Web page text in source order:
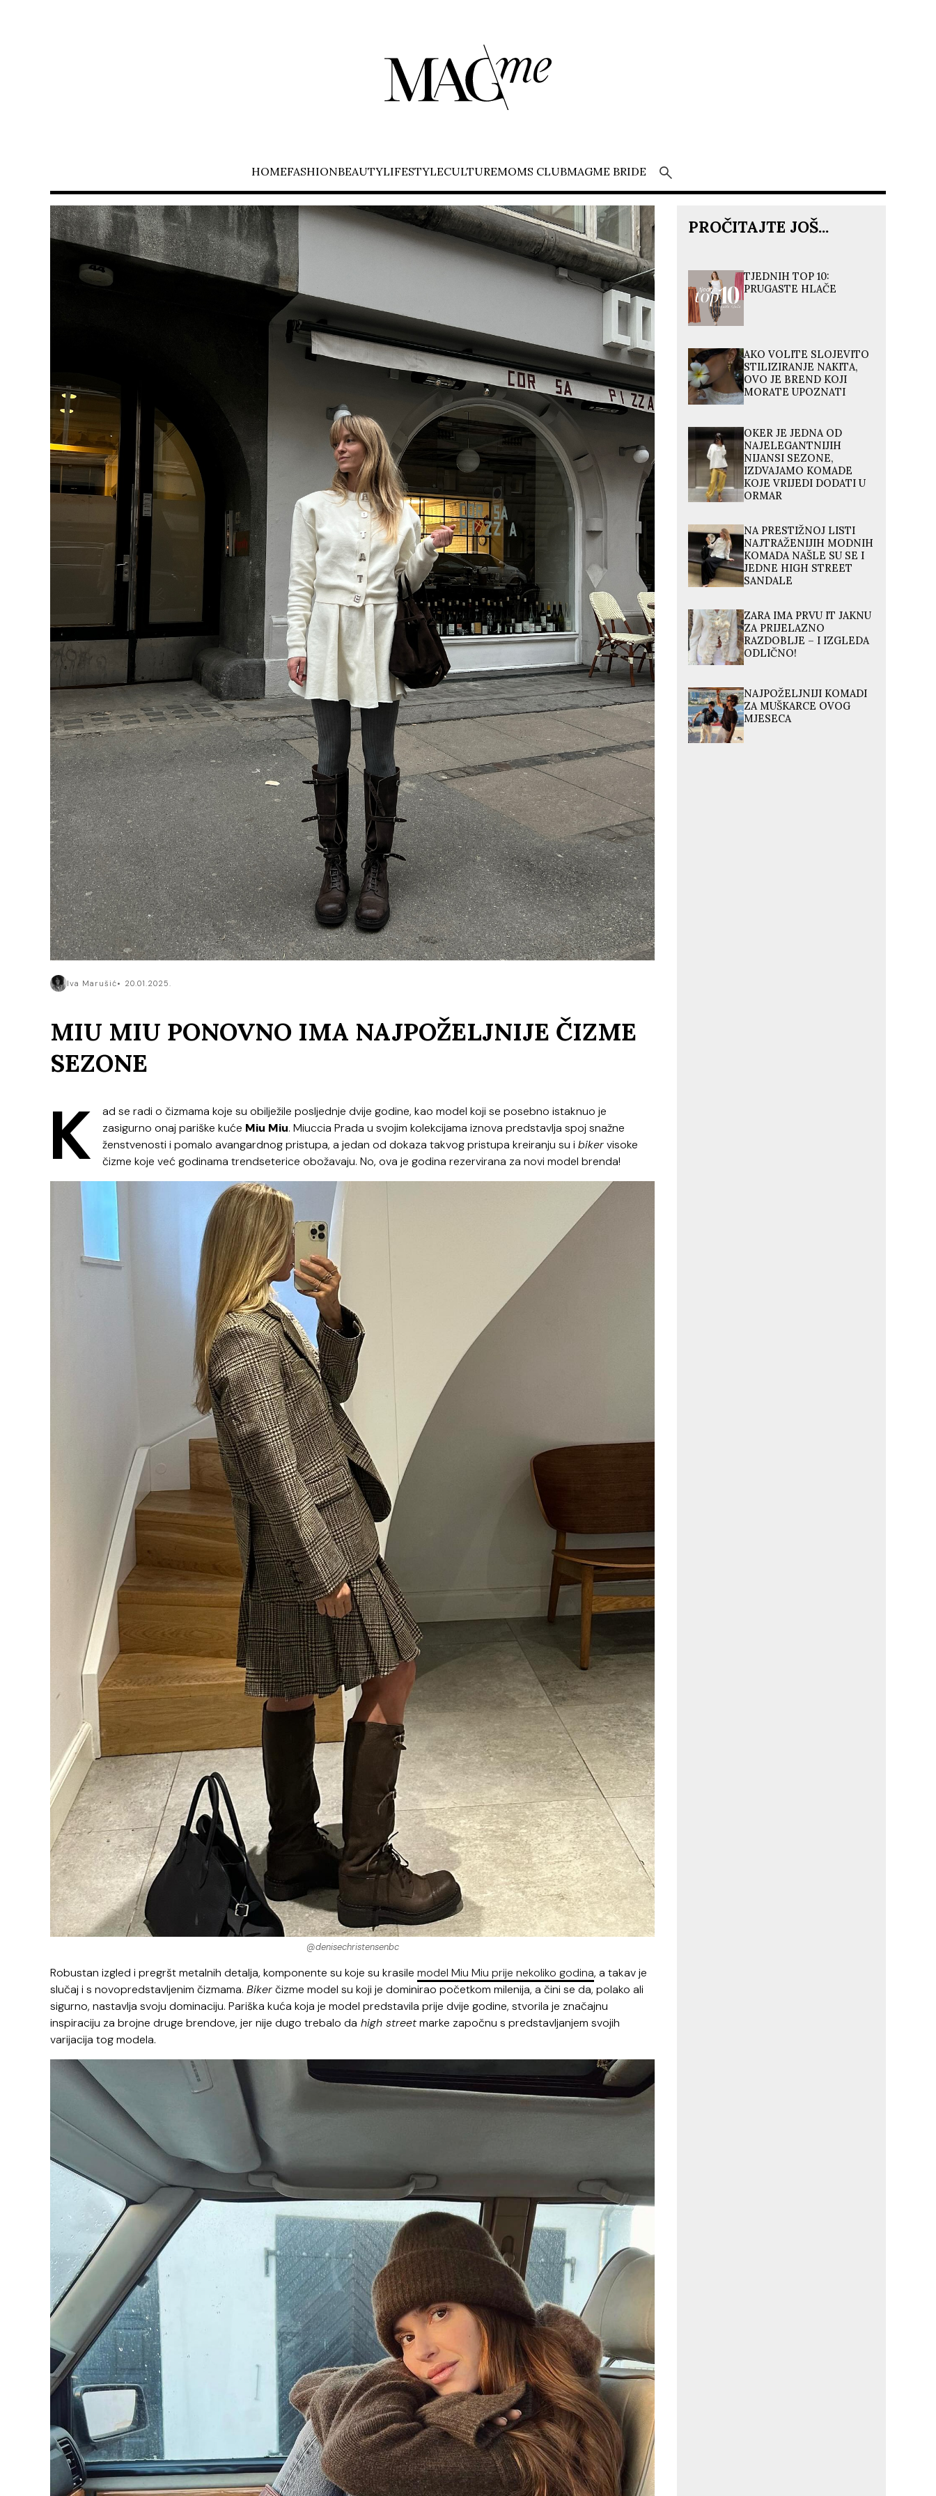
HOMEFASHIONBEAUTYLIFESTYLECULTUREMOMS CLUBMAGME BRIDE
Iva Marušić 20.01.2025.
MIU MIU PONOVNO IMA NAJPOŽELJNIJE ČIZME
SEZONE
K
ad se radi o čizmama koje su obilježile posljednje dvije godine, kao model koji se posebno istaknuo je
zasigurno onaj pariške kuće Miu Miu. Miuccia Prada u svojim kolekcijama iznova predstavlja spoj snažne
ženstvenosti i pomalo avangardnog pristupa, a jedan od dokaza takvog pristupa kreiranju su i bikervisoke
čizme koje već godinama trendseterice obožavaju. No, ova je godina rezervirana za novi model brenda!
@denisechristensenbc
Robustan izgled i pregršt metalnih detalja, komponente su koje su krasile model Miu Miu prije nekoliko godina, a takav je
slučaj i s novopredstavljenim čizmama. Bikerčizme model su koji je dominirao početkom milenija, a čini se da, polako ali
sigurno, nastavlja svoju dominaciju. Pariška kuća koja je model predstavila prije dvije godine, stvorila je značajnu
inspiraciju za brojne druge brendove, jer nije dugo trebalo da high streetmarke započnu s predstavljanjem svojih
varijacija tog modela.
PROČITAJTE JOŠ...
TJEDNIH TOP 10:
PRUGASTE HLAČE
AKO VOLITE SLOJEVITO
STILIZIRANJE NAKITA,
OVO JE BREND KOJI
MORATE UPOZNATI
OKER JE JEDNA OD
NAJELEGANTNIJIH
NIJANSI SEZONE,
IZDVAJAMO KOMADE
KOJE VRIJEDI DODATI U
ORMAR
NA PRESTIŽNOJ LISTI
NAJTRAŽENIJIH MODNIH
KOMADA NAŠLE SU SE I
JEDNE HIGH STREET
SANDALE
ZARA IMA PRVU IT JAKNU
ZA PRIJELAZNO
RAZDOBLJE – I IZGLEDA
ODLIČNO!
NAJPOŽELJNIJI KOMADI
ZA MUŠKARCE OVOG
MJESECA